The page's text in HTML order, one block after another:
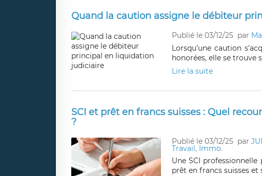
Quand la caution assigne le débiteur
Publié le 03/12/25 par
Lorsqu’une caution
honorées, elle se trouve
Lire la suite
SCI et prêt en francs suisses : Quel
?
Publié le 03/12/25 par
Travail, Immo.
Une SCI
prêt en francs suisses